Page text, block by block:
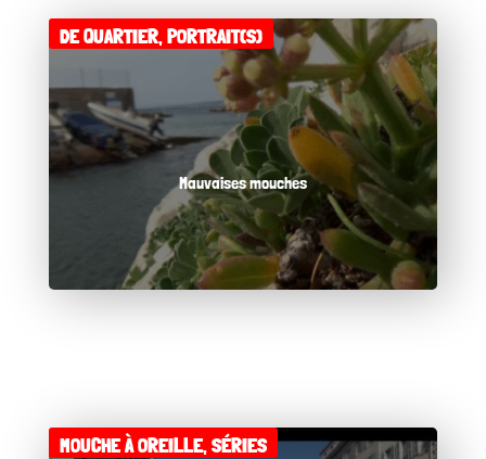
Mauvaises mouches
DE QUARTIER,PORTRAIT(S)
MOUCHE À OREILLE,SÉRIES